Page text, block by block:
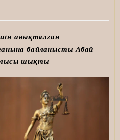
анықталған
байланысты Абай
шықты